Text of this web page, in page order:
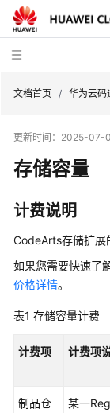
产
品
介
计
说
明
CodeArts
费
文档首页 / 华为云码
更新时间： 2025-07-
存储容量
计费说明
CodeArts存储扩展
如果您需要快速了
价格详情。
表1 存储容量计费
计费项 计费项
制品仓
某一